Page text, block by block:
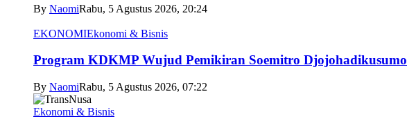
By NaomiRabu, 5 Agustus 2026, 20:24
EKONOMIEkonomi & Bisnis
Program KDKMP Wujud Pemikiran Soemitro Djojohadikusumo
By NaomiRabu, 5 Agustus 2026, 07:22
Ekonomi & Bisnis